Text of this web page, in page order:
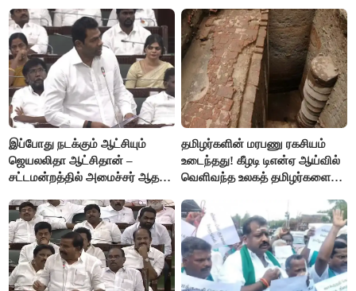
இப்போது நடக்கும் ஆட்சியும்
ஜெயலலிதா ஆட்சிதான் –
சட்டமன்றத்தில் அமைச்சர் ஆதவ்
தமிழர்களின் மரபணு ரகசியம்
உடைந்தது! கீழடி டிஎன்ஏ ஆய்வில்
வெளிவந்த உலகத் தமிழர்களை